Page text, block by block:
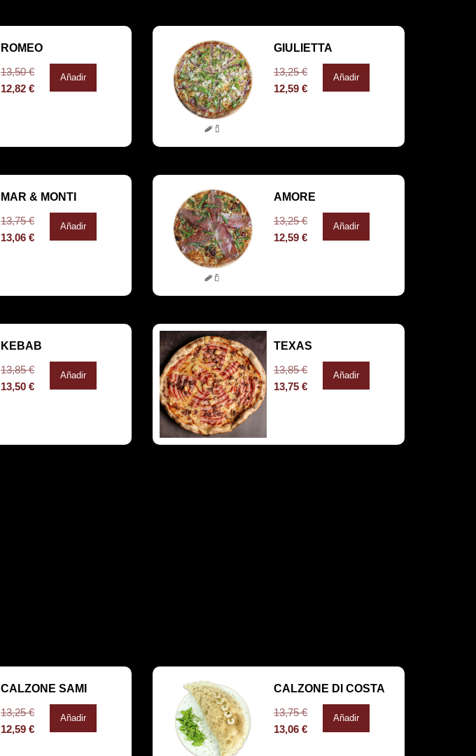
ROMEO
13,50€
12,82 €
Añadir
GIULIETTA
13,25€
12,59 €
Añadir
MAR & MONTI
13,75€
13,06 €
Añadir
AMORE
13,25€
12,59 €
Añadir
KEBAB
13,85€
13,50 €
Añadir
TEXAS
13,85€
13,75 €
Añadir
CALZONE SAMI
13,25€
12,59 €
Añadir
CALZONE DI COSTA
13,75€
13,06 €
Añadir